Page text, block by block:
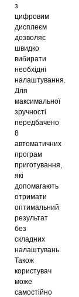
з
цифровим
дисплеєм
дозволяє
швидко
вибирати
необхідні
налаштування.
Для
максимальної
зручності
передбачено
8
автоматичних
програм
приготування,
які
допомагають
отримати
оптимальний
результат
без
складних
налаштувань.
Також
користувач
може
самостійно